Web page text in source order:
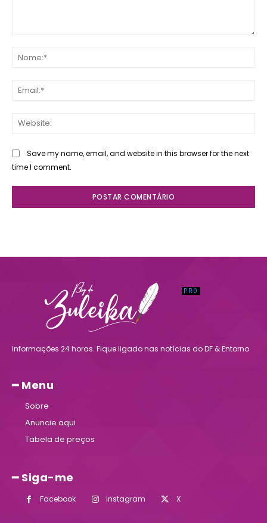
Save my name, email, and website in this browser for the next
time I comment.
Informações 24 horas. Fique ligado nas notícias do DF & Entorno
━ Menu
Sobre
Anuncie aqui
Tabela de preços
━ Siga-me
Facebook Instagram X